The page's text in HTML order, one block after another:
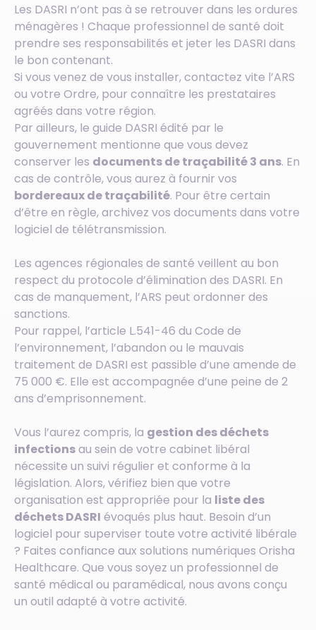
Les DASRI n’ont pas à se retrouver dans les ordures
ménagères ! Chaque professionnel de santé doit
prendre ses responsabilités et jeter les DASRI dans
le bon contenant.
Si vous venez de vous installer, contactez vite l’ARS
ou votre Ordre, pour connaître les prestataires
agréés dans votre région.
Par ailleurs, le guide DASRI édité par le
gouvernement mentionne que vous devez
conserver les documents de traçabilité 3 ans. En
cas de contrôle, vous aurez à fournir vos
bordereaux de traçabilité. Pour être certain
d’être en règle, archivez vos documents dans votre
logiciel de télétransmission.
Les agences régionales de santé veillent au bon
respect du protocole d’élimination des DASRI. En
cas de manquement, l’ARS peut ordonner des
sanctions.
Pour rappel, l’article L.541-46 du Code de
l’environnement, l’abandon ou le mauvais
traitement de DASRI est passible d’une amende de
75 000 €. Elle est accompagnée d’une peine de 2
ans d’emprisonnement.
Vous l’aurez compris, la gestion des déchets
infectionsau sein de votre cabinet libéral
nécessite un suivi régulier et conforme à la
législation. Alors, vérifiez bien que votre
organisation est appropriée pour la liste des
déchets DASRI évoqués plus haut. Besoin d’un
logiciel pour superviser toute votre activité libérale
? Faites confiance aux solutions numériques Orisha
Healthcare. Que vous soyez un professionnel de
santé médical ou paramédical, nous avons conçu
un outil adapté à votre activité.